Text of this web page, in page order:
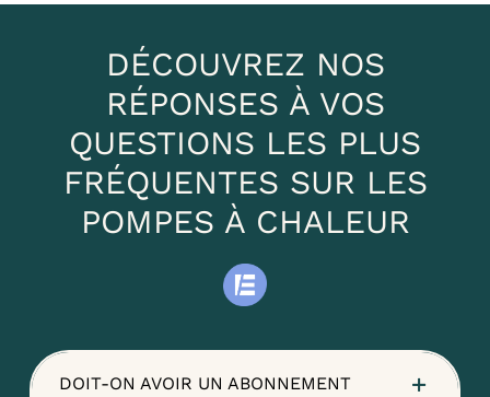
DÉCOUVREZ NOS
RÉPONSES À VOS
QUESTIONS LES PLUS
FRÉQUENTES SUR LES
POMPES À CHALEUR
DOIT-ON AVOIR UN ABONNEMENT